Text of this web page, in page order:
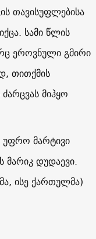
თავისუფლებისა
სამი წლის
ეროვნული გმირი
თითქმის
მიჰყო
უფრო მარტივი
მარიკ დუდაევი.
ისე ქართულმა)